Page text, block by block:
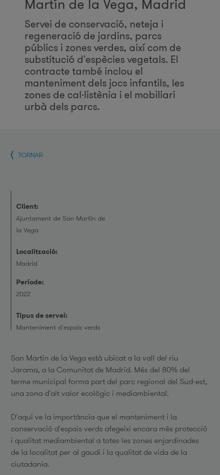
Martín de la Vega, Madrid
Servei de conservació, neteja i
regeneració de jardins, parcs
públics i zones verdes, així com de
substitució d'espècies vegetals. El
contracte també inclou el
manteniment dels jocs infantils, les
zones de cal·listènia i el mobiliari
urbà dels parcs.
TORNAR
Client:
Ajuntament de San Martín de
la Vega
Localització:
Madrid
Període:
2022
Tipus de servei:
Manteniment d'espais verds
San Martín de la Vega està ubicat a la vall del riu
Jarama, a la Comunitat de Madrid. Més del 80% del
terme municipal forma part del parc regional del Sud-est,
una zona d'alt valor ecològic i mediambiental.
D'aquí ve la importància que el manteniment i la
conservació d'espais verds afegeixi encara més protecció
i qualitat mediambiental a totes les zones enjardinades
de la localitat per al gaudi i la qualitat de vida de la
ciutadania.